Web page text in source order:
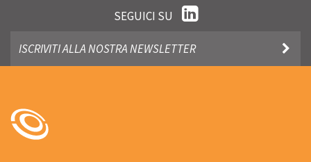
SEGUICI SU